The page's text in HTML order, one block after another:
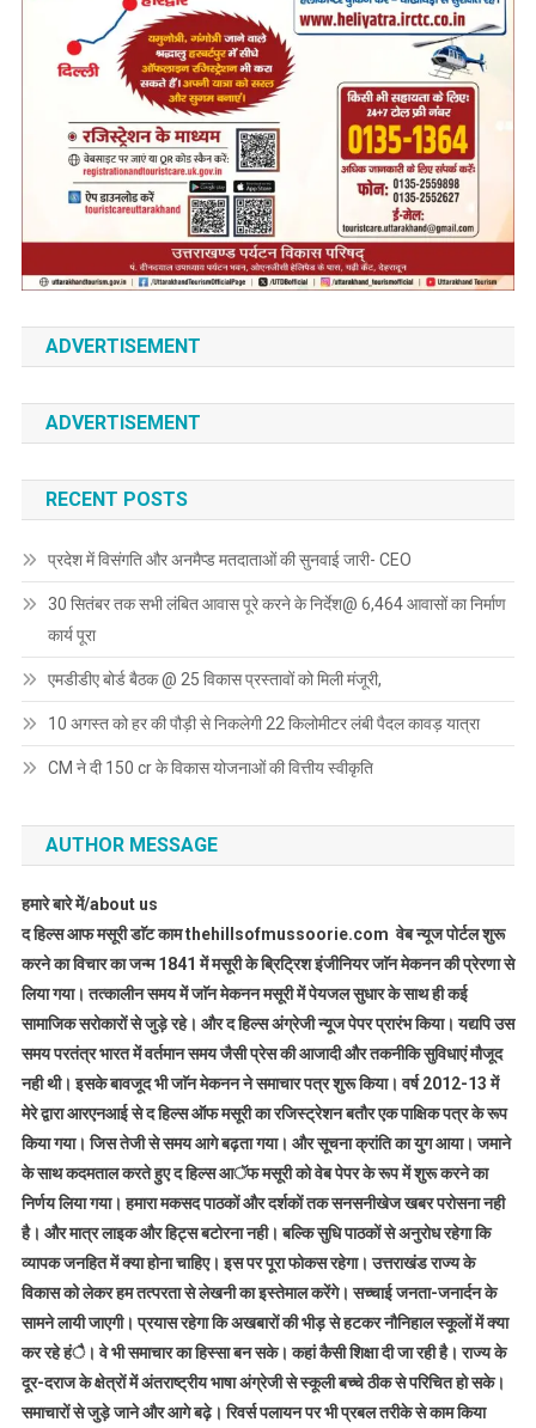
ADVERTISEMENT
ADVERTISEMENT
RECENT POSTS
प्रदेश में विसंगति और अनमैप्ड मतदाताओं की सुनवाई जारी- CEO
30 सितंबर तक सभी लंबित आवास पूरे करने के निर्देश@ 6,464 आवासों का निर्माण
कार्य पूरा
एमडीडीए बोर्ड बैठक @ 25 विकास प्रस्तावों को मिली मंजूरी,
10 अगस्त को हर की पौड़ी से निकलेगी 22 किलोमीटर लंबी पैदल कावड़ यात्रा
CM ने दी 150 cr के विकास योजनाओं की वित्तीय स्वीकृति
AUTHOR MESSAGE
हमारे बारे में/about us
द हिल्स आफ मसूरी डाॅट काम thehillsofmussoorie.com वेब न्यूज पोर्टल शुरू
करने का विचार का जन्म 1841 में मसूरी के ब्रिट्रिश इंजीनियर जाॅन मेकनन की प्रेरणा से
लिया गया। तत्कालीन समय में जाॅन मेकनन मसूरी में पेयजल सुधार के साथ ही कई
सामाजिक सरोकारों से जुड़े रहे। और द हिल्स अंग्रेजी न्यूज पेपर प्रारंभ किया। यद्यपि उस
समय परतंत्र भारत में वर्तमान समय जैसी प्रेस की आजादी और तकनीकि सुविधाएं मौजूद
नही थी। इसके बावजूद भी जाॅन मेकनन ने समाचार पत्र शुरू किया। वर्ष 2012-13 में
मेरे द्वारा आरएनआई से द हिल्स ऑफ मसूरी का रजिस्ट्रेशन बतौर एक पाक्षिक पत्र के रूप
किया गया। जिस तेजी से समय आगे बढ़ता गया। और सूचना क्रांति का युग आया। जमाने
के साथ कदमताल करते हुए द हिल्स आॅफ मसूरी को वेब पेपर के रूप में शुरू करने का
निर्णय लिया गया। हमारा मकसद पाठकों और दर्शकों तक सनसनीखेज खबर परोसना नही
है। और मात्र लाइक और हिट्स बटोरना नही। बल्कि सुधि पाठकों से अनुरोध रहेगा कि
व्यापक जनहित में क्या होना चाहिए। इस पर पूरा फोकस रहेगा। उत्तराखंड राज्य के
विकास को लेकर हम तत्परता से लेखनी का इस्तेमाल करेंगे। सच्चाई जनता-जनार्दन के
सामने लायी जाएगी। प्रयास रहेगा कि अखबारों की भीड़ से हटकर नौनिहाल स्कूलों में क्या
कर रहे हंै। वे भी समाचार का हिस्सा बन सके। कहां कैसी शिक्षा दी जा रही है। राज्य के
दूर-दराज के क्षेत्रों में अंतराष्ट्रीय भाषा अंग्रेजी से स्कूली बच्चे ठीक से परिचित हो सके।
समाचारों से जुड़े जाने और आगे बढ़े। रिवर्स पलायन पर भी प्रबल तरीके से काम किया